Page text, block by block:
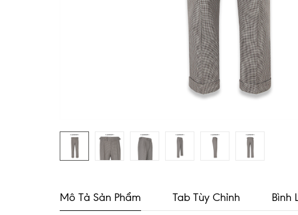
Mô Tả Sản Phẩm Tab Tùy Chỉnh Bình